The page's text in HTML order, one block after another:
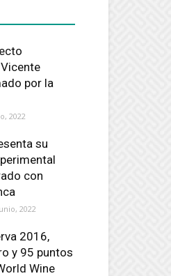
por la
2022
su
con
2022
2016,
y 95 puntos
Wine